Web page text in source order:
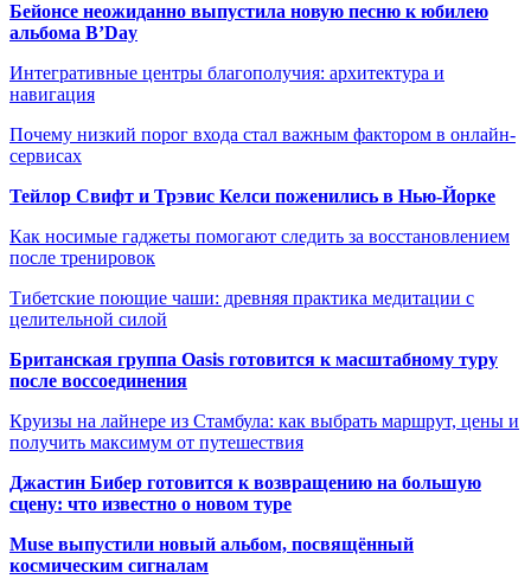
Бейонсе неожиданно выпустила новую песню к юбилею
альбома B’Day
Интегративные центры благополучия: архитектура и
навигация
Почему низкий порог входа стал важным фактором в онлайн-
сервисах
Тейлор Свифт и Трэвис Келси поженились в Нью-Йорке
Как носимые гаджеты помогают следить за восстановлением
после тренировок
Тибетские поющие чаши: древняя практика медитации с
целительной силой
Британская группа Oasis готовится к масштабному туру
после воссоединения
Круизы на лайнере из Стамбула: как выбрать маршрут, цены и
получить максимум от путешествия
Джастин Бибер готовится к возвращению на большую
сцену: что известно о новом туре
Muse выпустили новый альбом, посвящённый
космическим сигналам